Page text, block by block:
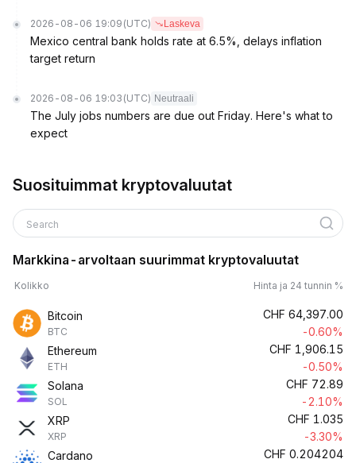
2026-08-06 19:09 (UTC) Laskeva
Mexico central bank holds rate at 6.5%, delays inflation
target return
2026-08-06 19:03 (UTC) Neutraali
The July jobs numbers are due out Friday. Here's what to
expect
Suosituimmat kryptovaluutat
Search
Markkina-arvoltaan suurimmat kryptovaluutat
Kolikko Hinta ja 24 tunnin %
Bitcoin
BTC
CHF 64,397.00
-0.60%
Ethereum
ETH
CHF 1,906.15
-0.50%
Solana
SOL
CHF 72.89
-2.10%
XRP
XRP
CHF 1.035
-3.30%
Cardano
CHF 0.204204